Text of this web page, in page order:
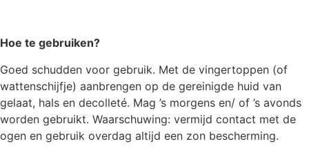
Hoe te gebruiken?
Goed schudden voor gebruik. Met de vingertoppen (of
wattenschijfje) aanbrengen op de gereinigde huid van
gelaat, hals en decolleté. Mag ’s morgens en/ of ’s avonds
worden gebruikt. Waarschuwing: vermijd contact met de
ogen en gebruik overdag altijd een zon bescherming.